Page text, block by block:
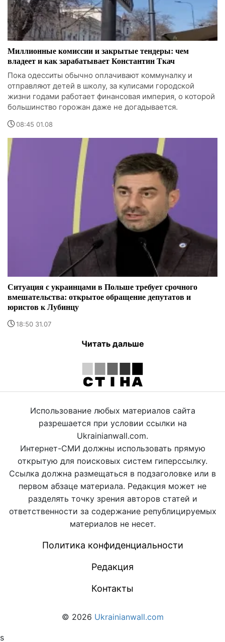
Миллионные комиссии и закрытые тендеры: чем
владеет и как зарабатывает Константин Ткач
Пока одесситы обычно оплачивают коммуналку и
отправляют детей в школу, за кулисами городской
жизни годами работает финансовая империя, о которой
большинство горожан даже не догадывается.
08:45 01.08
Ситуация с украинцами в Польше требует срочного
вмешательства: открытое обращение депутатов и
юристов к Лубинцу
18:50 31.07
Читать дальше
Использование любых материалов сайта
разрешается при условии ссылки на
Ukrainianwall.com.
Интернет-СМИ должны использовать прямую
открытую для поисковых систем гиперссылку.
Ссылка должна размещаться в подзаголовке или в
первом абзаце материала. Редакция может не
разделять точку зрения авторов статей и
ответственности за содержание републицируемых
материалов не несет.
Политика конфиденциальности
Редакция
Контакты
© 2026 Ukrainianwall.com
s